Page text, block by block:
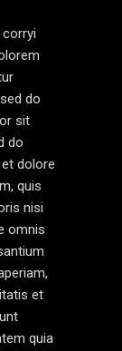
do
sit
do
dolore
quis
nisi
omnis
et
quia